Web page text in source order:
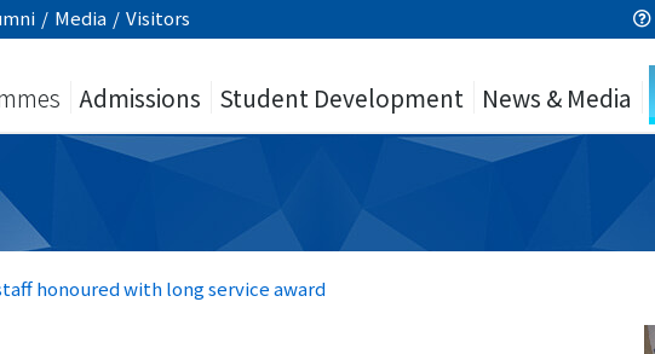
/ Media / Visitors
Admissions Student Development News & Media
honoured with long service award